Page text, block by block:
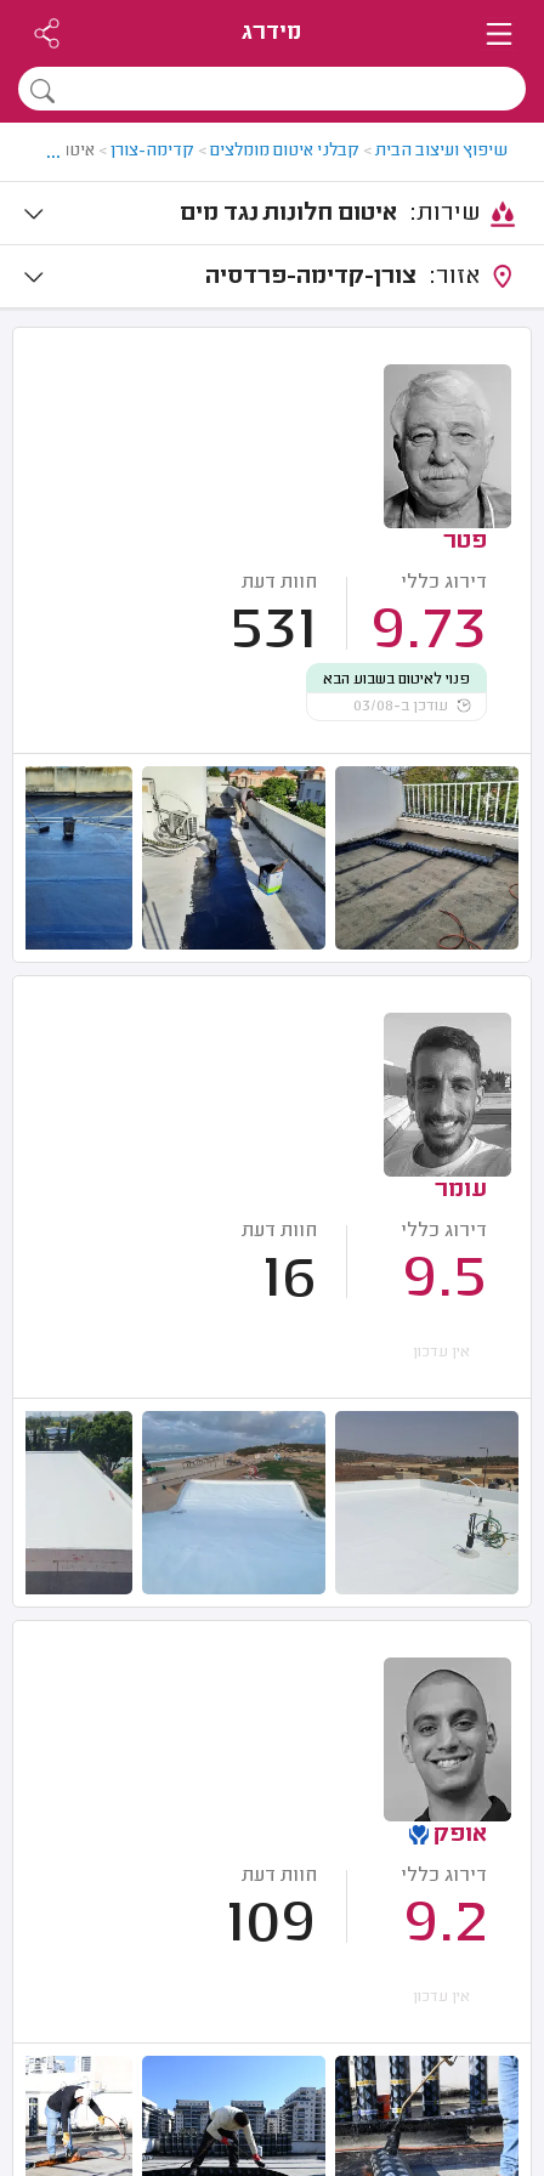
מידרג
שיפוץ ועיצוב הבית> קבלני איטום מומלצים> קדימה-צורן> איטום...
איטום חלונות נגד מים
צורן-קדימה-פרדסיה
פטר
דירוג כללי
9.73
חוות דעת
531
פנוי לאיטום בשבוע הבא
עודכן ב-03/08
עומר
דירוג כללי
9.5
חוות דעת
16
אין עדכון
אופק
דירוג כללי
9.2
חוות דעת
109
אין עדכון